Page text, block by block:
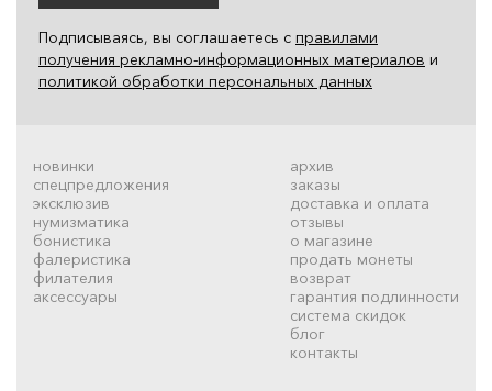
Подписываясь, вы соглашаетесь с правилами
получения рекламно-информационных материалов и
политикой обработки персональных данных
новинки
спецпредложения
эксклюзив
нумизматика
бонистика
фалеристика
филателия
аксессуары
архив
заказы
доставка и оплата
отзывы
о магазине
продать монеты
возврат
гарантия подлинности
система скидок
блог
контакты